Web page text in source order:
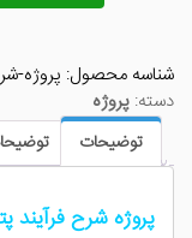
امیر
کبیر
ماهشهر
عدد
شناسه محصول: پروژه-
دسته: پروژه
توضیحات
پروژه شرح فرآیند